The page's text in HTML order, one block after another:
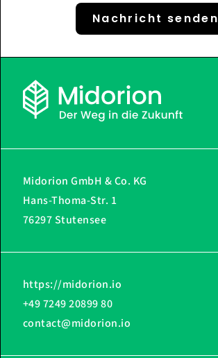
Nachricht senden
Midorion GmbH & Co. KG
Hans-Thoma-Str. 1
76297 Stutensee
https://midorion.io
+49 7249 20899 80
contact@midorion.io